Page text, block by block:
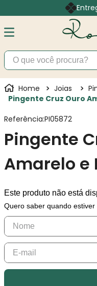
O que você procura?
Joias
Pingente Cruz Ouro
Referência:PI05872
Pingente
Amarelo e
Este produto não está
Quero saber quando